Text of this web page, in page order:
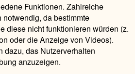
Funktionen. Zahlreiche
da bestimmte
diese nicht funktionieren würden (z.
oder die Anzeige von Videos).
dazu, das Nutzerverhalten
anzuzeigen.